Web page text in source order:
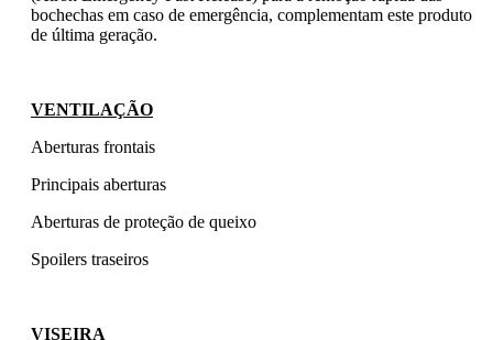
bochechas em caso de emergência, complementam este produto
de última geração.
VENTILAÇÃO
Aberturas frontais
Principais aberturas
Aberturas de proteção de queixo
Spoilers traseiros
VISEIRA